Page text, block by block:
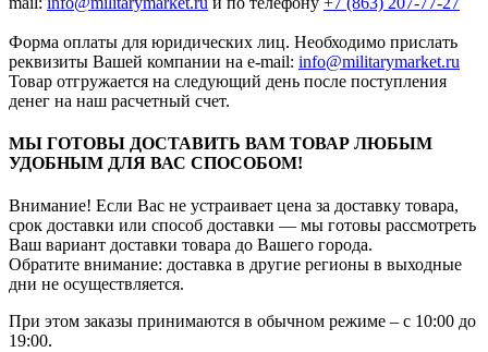
Форма оплаты для юридических лиц. Необходимо прислать
реквизиты Вашей компании на е-mail: info@militarymarket.ru
Товар отгружается на следующий день после поступления
денег на наш расчетный счет.
МЫ ГОТОВЫ ДОСТАВИТЬ ВАМ ТОВАР ЛЮБЫМ
УДОБНЫМ ДЛЯ ВАС СПОСОБОМ!
Внимание! Если Вас не устраивает цена за доставку товара,
срок доставки или способ доставки — мы готовы рассмотреть
Ваш вариант доставки товара до Вашего города.
Обратите внимание: доставка в другие регионы в выходные
дни не осуществляется.
При этом заказы принимаются в обычном режиме – с 10:00 до
19:00.